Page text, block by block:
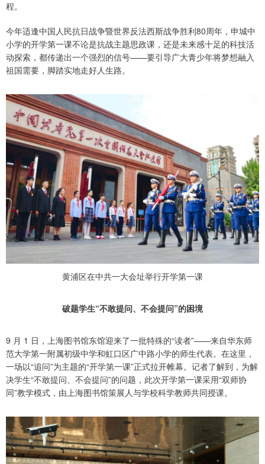
程。
今年适逢中国人民抗日战争暨世界反法西斯战争胜利80周年，申城中
小学的开学第一课不论是抗战主题思政课，还是未来感十足的科技活
动探索，都传递出一个强烈的信号——要引导广大青少年将梦想融入
祖国需要，脚踏实地走好人生路。
黄浦区在中共一大会址举行开学第一课
破题学生“不敢提问、不会提问”的困境
9 月 1 日，上海图书馆东馆迎来了一批特殊的“读者”——来自华东师
范大学第一附属初级中学和虹口区广中路小学的师生代表。在这里，
一场以“追问”为主题的“开学第一课”正式拉开帷幕。记者了解到，为解
决学生“不敢提问、不会提问”的问题，此次开学第一课采用“双师协
同”教学模式，由上海图书馆策展人与学校科学教师共同授课。